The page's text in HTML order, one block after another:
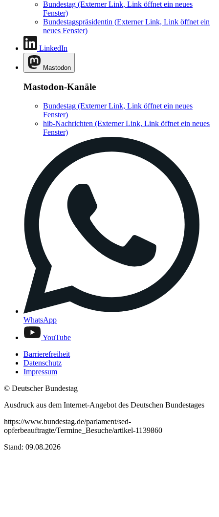
Bundestag (Externer Link, Link öffnet ein neues
Fenster)
Bundestagspräsidentin (Externer Link, Link öffnet ein
neues Fenster)
LinkedIn
Mastodon
Mastodon-Kanäle
Bundestag (Externer Link, Link öffnet ein neues
Fenster)
hib-Nachrichten (Externer Link, Link öffnet ein neues
Fenster)
WhatsApp
YouTube
Barrierefreiheit
Datenschutz
Impressum
© Deutscher Bundestag
Ausdruck aus dem Internet-Angebot des Deutschen Bundestages
https://www.bundestag.de/parlament/sed-
opferbeauftragte/Termine_Besuche/artikel-1139860
Stand: 09.08.2026